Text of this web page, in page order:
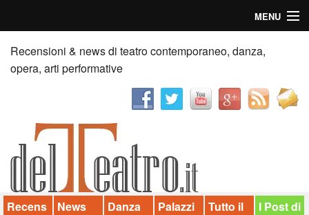
MENU
Home
Recensioni
News
Palazzi consiglia
Video
Recensioni & news di teatro contemporaneo, danza,
opera, arti performative
Recens
News Danza
Palazzi
Tutto il
I Post di